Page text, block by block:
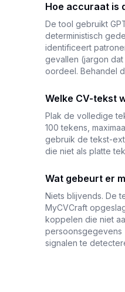
Hoe accuraat is
De tool gebruikt
deterministisch
identificeert
gevallen (jargon
oordeel. Behandel
Welke CV-tekst
Plak de volledige
100 tekens,
gebruik de tekst-
die niet als platte
Wat gebeurt er
Niets blijvends. De
MyCVCraft
koppelen die niet
persoonsgegevens
signalen te